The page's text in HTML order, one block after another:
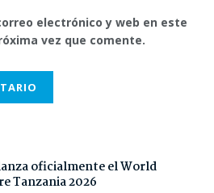
electrónico y web en este
vez que comente.
oficialmente el World
Tanzania 2026